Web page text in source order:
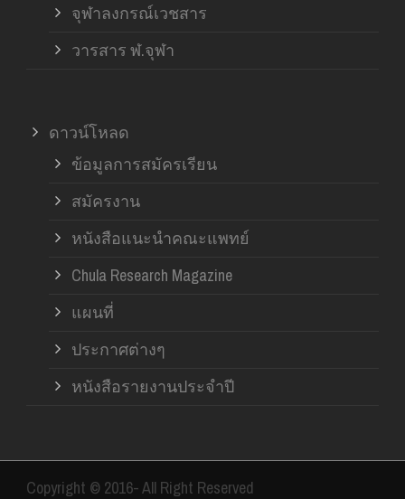
จุฬาลงกรณ์เวชสาร
วารสาร ฬ.จุฬา
ดาวน์โหลด
ข้อมูลการสมัครเรียน
สมัครงาน
หนังสือแนะนำคณะแพทย์
Chula Research Magazine
แผนที่
ประกาศต่างๆ
หนังสือรายงานประจำปี
Copyright © 2016- All Right Reserved